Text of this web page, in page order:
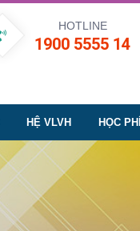
HOTLINE
1900 5555 14
HỆ VLVH HỌC PHÍ